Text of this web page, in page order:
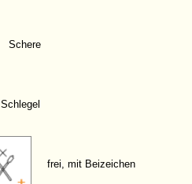
Schere
Schlegel
frei, mit Beizeichen